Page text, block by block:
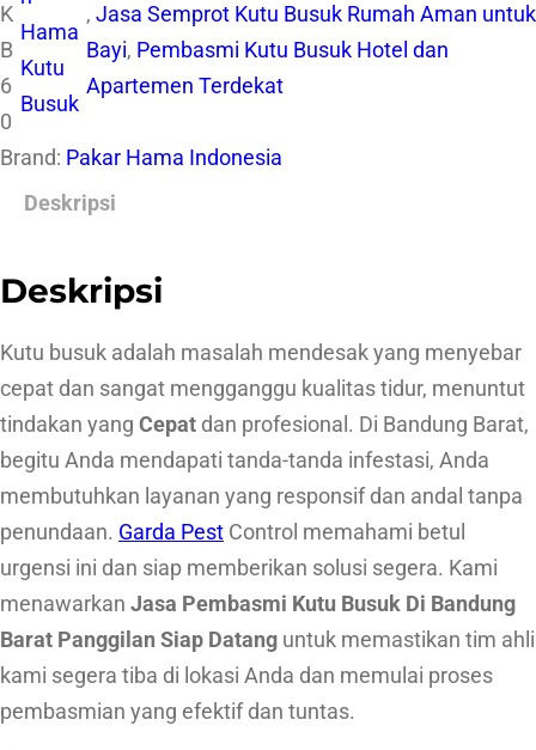
a
s
J
a
s
m
b
s
m
u
B
K
B
6
0
Hama
Kutu
Busuk
, Jasa Semprot Kutu Busuk Rumah Aman untuk
Bayi, Pembasmi Kutu Busuk Hotel dan
Apartemen Terdekat
Brand: Pakar Hama Indonesia
Deskripsi
Deskripsi
Kutu busuk adalah masalah mendesak yang menyebar
cepat dan sangat mengganggu kualitas tidur, menuntut
tindakan yang Cepat dan profesional. Di Bandung Barat,
begitu Anda mendapati tanda-tanda infestasi, Anda
membutuhkan layanan yang responsif dan andal tanpa
penundaan. Garda Pest Control memahami betul
urgensi ini dan siap memberikan solusi segera. Kami
menawarkan Jasa Pembasmi Kutu Busuk Di Bandung
Barat Panggilan Siap Datang untuk memastikan tim ahli
kami segera tiba di lokasi Anda dan memulai proses
pembasmian yang efektif dan tuntas.